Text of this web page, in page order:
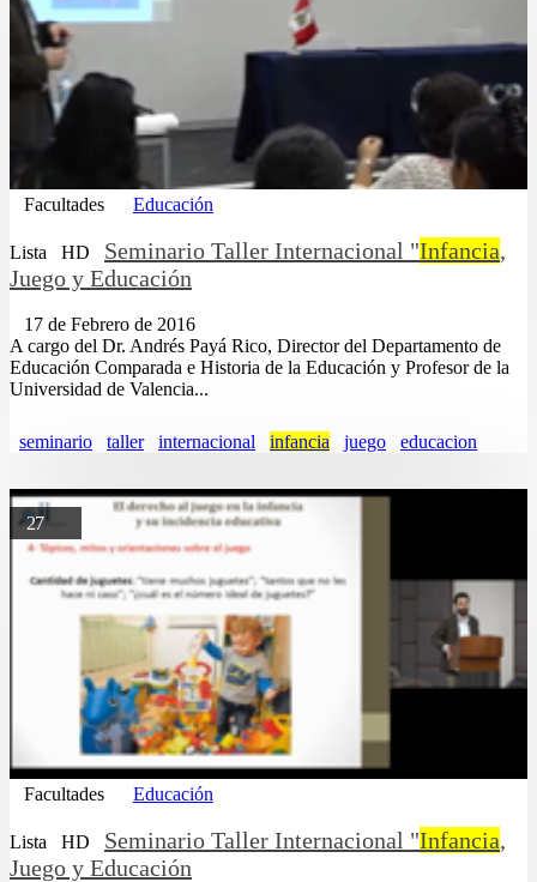
Facultades Educación
Lista HD Seminario Taller Internacional "Infancia,
Juego y Educación
17 de Febrero de 2016
A cargo del Dr. Andrés Payá Rico, Director del Departamento de
Educación Comparada e Historia de la Educación y Profesor de la
Universidad de Valencia...
seminario taller internacional infancia juego educacion
27
Facultades Educación
Lista HD Seminario Taller Internacional "Infancia,
Juego y Educación